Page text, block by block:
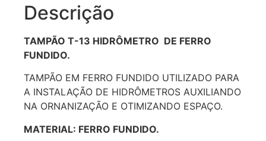
Descrição
TAMPÃO T-13 HIDRÔMETRO DE FERRO
FUNDIDO.
TAMPÃO EM FERRO FUNDIDO UTILIZADO PARA
A INSTALAÇÃO DE HIDRÔMETROS AUXILIANDO
NA ORNANIZAÇÃO E OTIMIZANDO ESPAÇO.
MATERIAL: FERRO FUNDIDO.